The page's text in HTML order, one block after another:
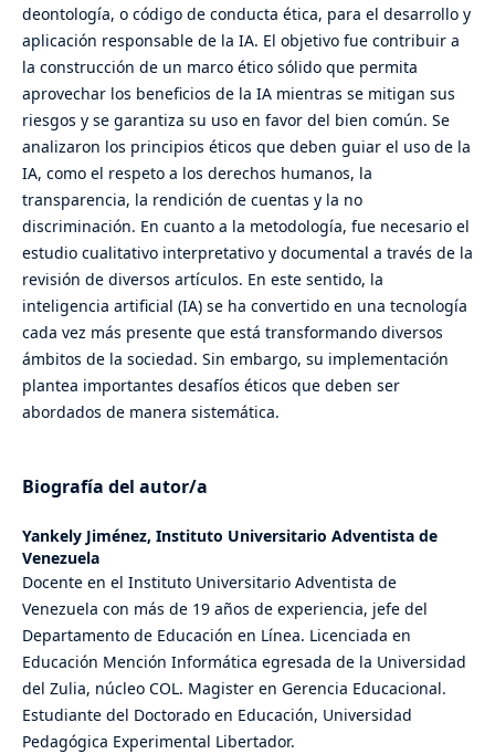
deontología, o código de conducta ética, para el desarrollo y
aplicación responsable de la IA. El objetivo fue contribuir a
la construcción de un marco ético sólido que permita
aprovechar los beneficios de la IA mientras se mitigan sus
riesgos y se garantiza su uso en favor del bien común. Se
analizaron los principios éticos que deben guiar el uso de la
IA, como el respeto a los derechos humanos, la
transparencia, la rendición de cuentas y la no
discriminación. En cuanto a la metodología, fue necesario el
estudio cualitativo interpretativo y documental a través de la
revisión de diversos artículos. En este sentido, la
inteligencia artificial (IA) se ha convertido en una tecnología
cada vez más presente que está transformando diversos
ámbitos de la sociedad. Sin embargo, su implementación
plantea importantes desafíos éticos que deben ser
abordados de manera sistemática.
Biografía del autor/a
Yankely Jiménez, Instituto Universitario Adventista de
Venezuela
Docente en el Instituto Universitario Adventista de
Venezuela con más de 19 años de experiencia, jefe del
Departamento de Educación en Línea. Licenciada en
Educación Mención Informática egresada de la Universidad
del Zulia, núcleo COL. Magister en Gerencia Educacional.
Estudiante del Doctorado en Educación, Universidad
Pedagógica Experimental Libertador.